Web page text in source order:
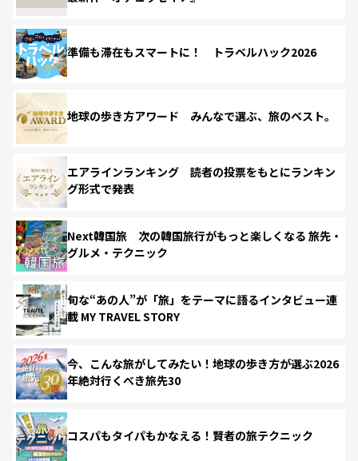
準備も滞在もスマートに！ トラベルハック2026
地球の歩き方アワード みんなで選ぶ、旅のベスト。
エアラインランキング 読者の投票をもとにランキン
グ形式で発表
Next韓国旅 次の韓国旅行がもっと楽しくなる 旅先・
グルメ・テクニック
旬な“あの人”が「旅」をテーマに語るインタビュー連
載 MY TRAVEL STORY
今、こんな旅がしてみたい！地球の歩き方が選ぶ2026
年絶対行くべき旅先30
コスパもタイパもかなえる！賢者の旅テクニック